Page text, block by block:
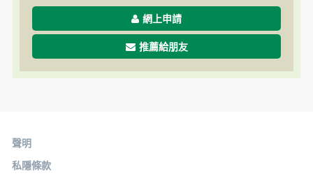
網上申請
推薦給朋友
聲明
私隱條款